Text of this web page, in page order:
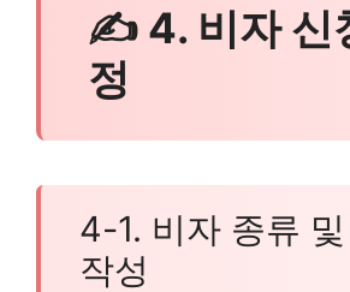
✍ 4. 비자 신
정
4-1. 비자 종류
작성